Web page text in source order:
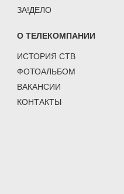
ЗА!ДЕЛО
О ТЕЛЕКОМПАНИИ
ИСТОРИЯ СТВ
ФОТОАЛЬБОМ
ВАКАНСИИ
КОНТАКТЫ